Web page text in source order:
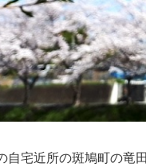
自宅近所の斑鳩町の竜